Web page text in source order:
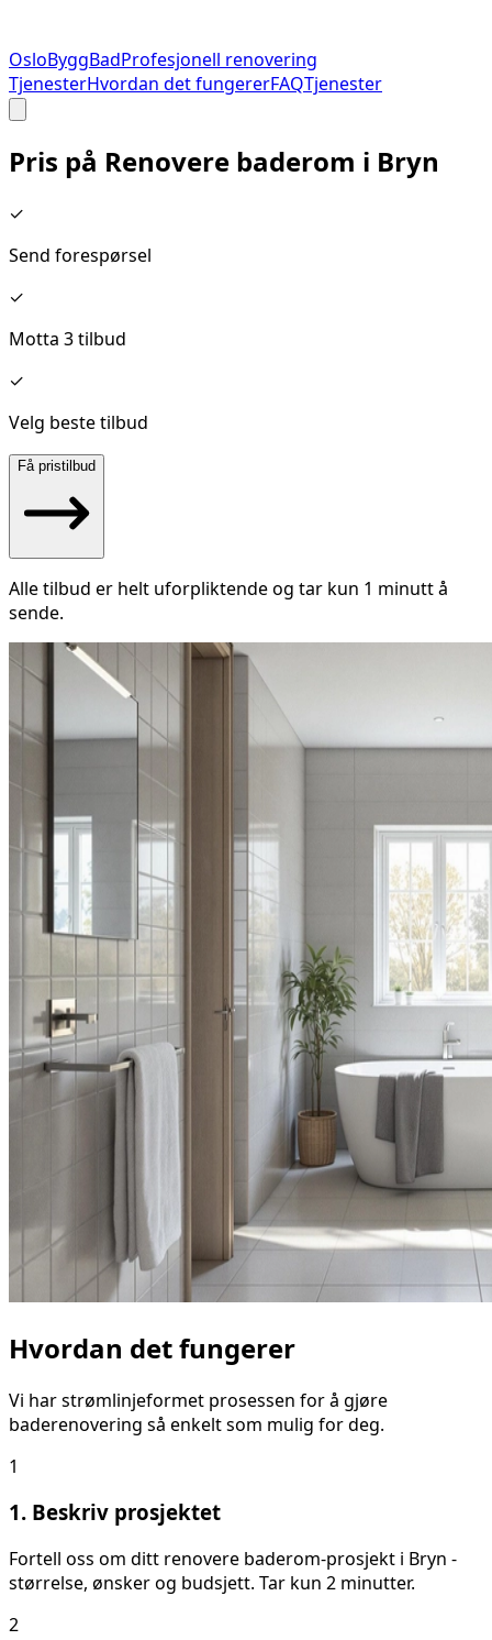
OsloByggBadProfesjonell renovering
TjenesterHvordan det fungererFAQTjenester
Pris på Renovere baderom i Bryn
✓
Send forespørsel
✓
Motta 3 tilbud
✓
Velg beste tilbud
Få pristilbud
Alle tilbud er helt uforpliktende og tar kun 1 minutt å
sende.
Hvordan det fungerer
Vi har strømlinjeformet prosessen for å gjøre
baderenovering så enkelt som mulig for deg.
1
1. Beskriv prosjektet
Fortell oss om ditt renovere baderom-prosjekt i Bryn -
størrelse, ønsker og budsjett. Tar kun 2 minutter.
2